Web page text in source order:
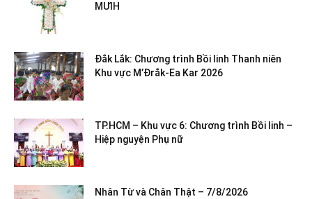
MƯIH
Đắk Lắk: Chương trình Bồi linh Thanh niên
Khu vực M’Đrắk-Ea Kar 2026
TP.HCM – Khu vực 6: Chương trình Bồi linh –
Hiệp nguyện Phụ nữ
Nhân Từ và Chân Thật – 7/8/2026